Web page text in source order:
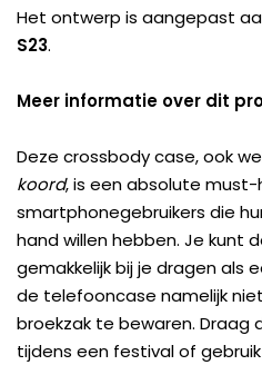
Het ontwerp is aangepast
S23.
Meer informatie over dit
Deze crossbody case, ook
koord, is een absolute
smartphonegebruikers die
hand willen hebben. Je kunt
gemakkelijk bij je dragen als
de telefooncase namelijk
broekzak te bewaren. Draag
tijdens een festival of